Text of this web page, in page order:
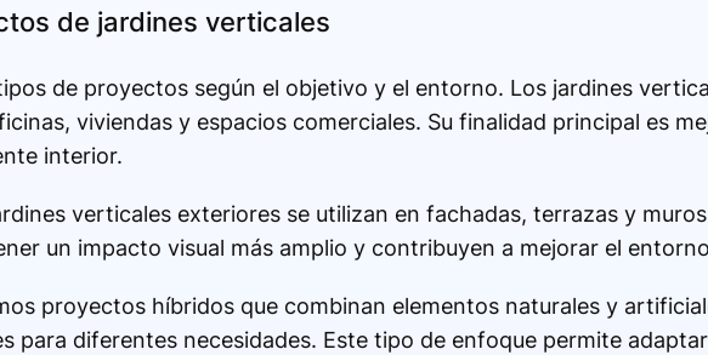
de jardines verticales
de proyectos según el objetivo y el entorno. Los jardines
viviendas y espacios comerciales. Su finalidad principal es
interior.
verticales exteriores se utilizan en fachadas, terrazas y
un impacto visual más amplio y contribuyen a mejorar el
proyectos híbridos que combinan elementos naturales y
para diferentes necesidades. Este tipo de enfoque permite